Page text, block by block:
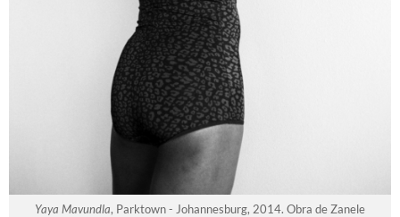
Yaya Mavundla, Parktown - Johannesburg, 2014. Obra de Zanele